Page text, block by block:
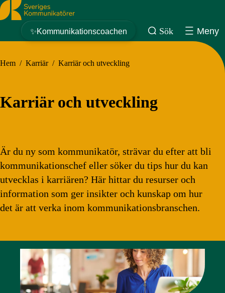
Sveriges Kommunikatörer
✨Kommunikationscoachen Sök Meny
Hem / Karriär / Karriär och utveckling
Karriär och utveckling
Är du ny som kommunikatör, strävar du efter att bli
kommunikationschef eller söker du tips hur du kan
utvecklas i karriären? Här hittar du resurser och
information som ger insikter och kunskap om hur
det är att verka inom kommunikationsbranschen.